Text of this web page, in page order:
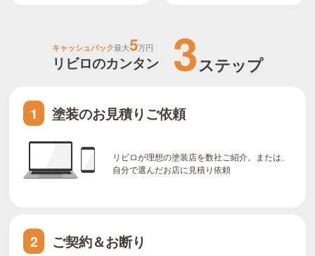
キャッシュバック最大5万円
リビロのカンタン 3ステップ
1 塗装のお見積りご依頼
リビロが理想の塗装店を数社ご紹介。または、
自分で選んだお店に見積り依頼
2 ご契約＆お断り